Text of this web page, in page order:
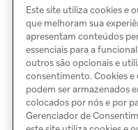
Conector HTTP
Este site utiliza cookies e
que melhoram sua
apresentam conteúdos
essenciais para a
outros são opcionais e
consentimento. Cookies
podem ser armazenados
colocados por nós e por
Gerenciador de